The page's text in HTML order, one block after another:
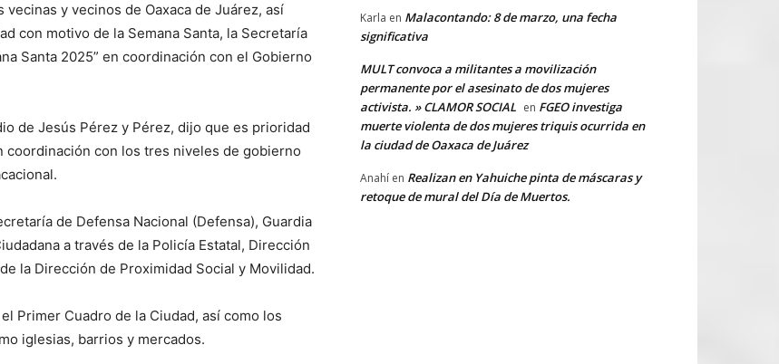
y vecinos de Oaxaca de Juárez, así
con motivo de la Semana Santa, la Secretaría
Santa 2025” en coordinación con el Gobierno
de Jesús Pérez y Pérez, dijo que es prioridad
coordinación con los tres niveles de gobierno
de Defensa Nacional (Defensa), Guardia
a través de la Policía Estatal, Dirección
la Dirección de Proximidad Social y Movilidad.
Primer Cuadro de la Ciudad, así como los
iglesias, barrios y mercados.
Karla en Malacontando: 8 de marzo, una fecha
significativa
MULT convoca a militantes a movilización
permanente por el asesinato de dos mujeres
activista. » CLAMOR SOCIAL en FGEO investiga
muerte violenta de dos mujeres triquis ocurrida en
la ciudad de Oaxaca de Juárez
Anahí en Realizan en Yahuiche pinta de máscaras y
retoque de mural del Día de Muertos.